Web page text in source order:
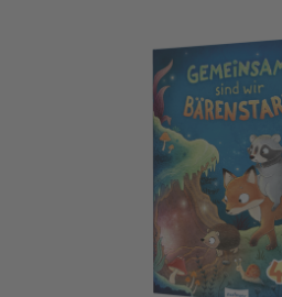
Gemeinsam sind wir bärenstark